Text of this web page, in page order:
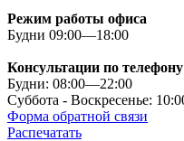
Режим работы офиса
Будни 09:00—18:00
Консультации по телефону
Будни: 08:00—22:00
Суббота - Воскресенье:
Форма обратной связи
Распечатать